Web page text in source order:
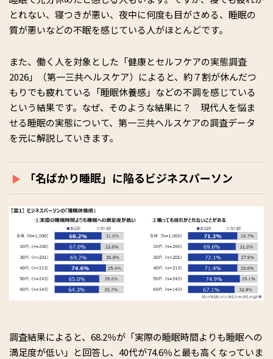
とれない、寝つきが悪い、夜中に何度も目がさめる、睡眠の
質が悪いなどの不眠を感じている人がほとんどです。
また、働く人を対象とした「健康とセルフケアの実態調査
2026」（第一三共ヘルスケア）によると、約７割が休んだつ
もりでも疲れている「睡眠休養感」などの不調を感じている
という結果です。なぜ、そのような結果に？ 現代人を悩ま
せる睡眠の実態について、第一三共ヘルスケアの調査データ
を元に解説していきます。
「名ばかり睡眠」に陥るビジネスパーソン
調査結果によると、68.2％が「実際の睡眠時間よりも睡眠への
満足度が低い」と回答し、40代が74.6％と最も高くなっていま